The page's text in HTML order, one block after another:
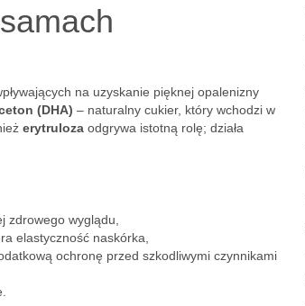
na uzyskanie pięknej opalenizny
(DHA) – naturalny cukier, który wchodzi w
erytruloza odgrywa istotną rolę; działa
zdrowego wyglądu,
elastyczność naskórka,
ochronę przed szkodliwymi czynnikami